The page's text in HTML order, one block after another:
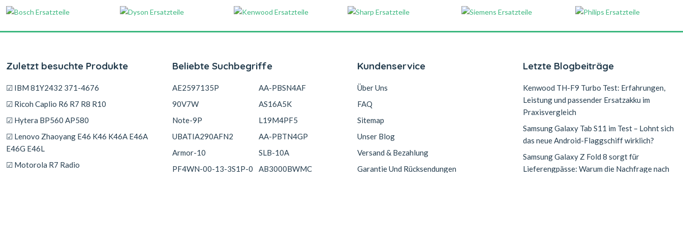
Zuletzt besuchte Produkte
☑ IBM 81Y2432 371-4676
☑ Ricoh Caplio R6 R7 R8 R10
☑ Hytera BP560 AP580
☑ Lenovo Zhaoyang E46 K46 K46A E46A
E46G E46L
☑ Motorola R7 Radio
Beliebte Suchbegriffe
AE2597135P
90V7W
Note-9P
UBATIA290AFN2
Armor-10
PF4WN-00-13-3S1P-0
AA-PBSN4AF
AS16A5K
L19M4PF5
AA-PBTN4GP
SLB-10A
AB3000BWMC
Kundenservice
Über Uns
FAQ
Sitemap
Unser Blog
Versand & Bezahlung
Garantie Und Rücksendungen
Letzte Blogbeiträge
Kenwood TH-F9 Turbo Test: Erfahrungen,
Leistung und passender Ersatzakku im
Praxisvergleich
Samsung Galaxy Tab S11 im Test – Lohnt sich
das neue Android-Flaggschiff wirklich?
Samsung Galaxy Z Fold 8 sorgt für
Lieferengpässe: Warum die Nachfrage nach